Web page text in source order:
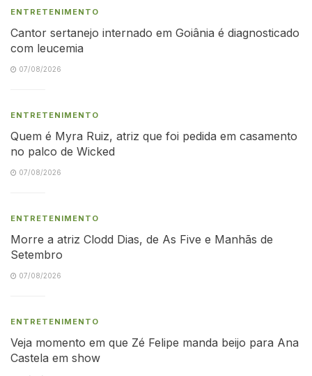
ENTRETENIMENTO
Cantor sertanejo internado em Goiânia é diagnosticado
com leucemia
07/08/2026
ENTRETENIMENTO
Quem é Myra Ruiz, atriz que foi pedida em casamento
no palco de Wicked
07/08/2026
ENTRETENIMENTO
Morre a atriz Clodd Dias, de As Five e Manhãs de
Setembro
07/08/2026
ENTRETENIMENTO
Veja momento em que Zé Felipe manda beijo para Ana
Castela em show